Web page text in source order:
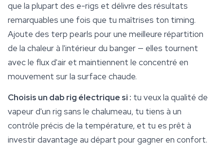
que la plupart des e-rigs et délivre des résultats
remarquables une fois que tu maîtrises ton timing.
Ajoute des terp pearls pour une meilleure répartition
de la chaleur à l'intérieur du banger — elles tournent
avec le flux d'air et maintiennent le concentré en
mouvement sur la surface chaude.
Choisis un dab rig électrique si : tu veux la qualité de
vapeur d'un rig sans le chalumeau, tu tiens à un
contrôle précis de la température, et tu es prêt à
investir davantage au départ pour gagner en confort.